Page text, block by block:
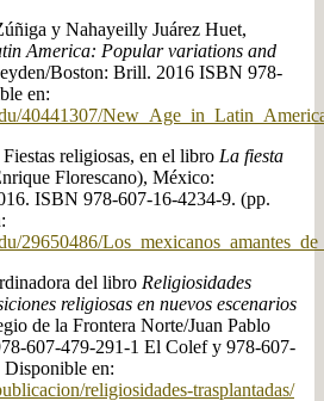
y Nahayeilly Juárez Huet,
America: Popular variations and
Boston: Brill. 2016 ISBN 978-
en:
40441307/
religiosas, en el libro La fiesta
Florescano), México:
ISBN 978-607-16-4234-9. (pp.
29650486/
del libro Religiosidades
religiosas en nuevos escenarios
de la Frontera Norte/Juan Pablo
607-479-291-1 El Colef y 978-607-
Disponible en:
religiosidades-trasplantadas/